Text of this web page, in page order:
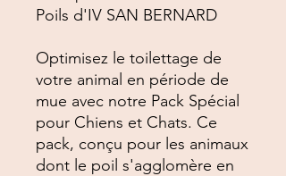
Poils d'IV SAN BERNARD
Optimisez le toilettage de
votre animal en période de
mue avec notre Pack Spécial
pour Chiens et Chats. Ce
pack, conçu pour les animaux
dont le poil s'agglomère en